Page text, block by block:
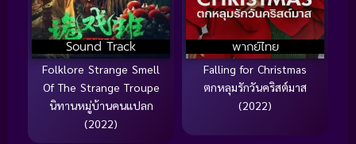
Sound Track
Folklore Strange Smell
Of The Strange Troupe
นิทานหมู่บ้านคนแปลก
(2022)
พากย์ไทย
Falling for Christmas
ตกหลุมรักวันคริสต์มาส
(2022)